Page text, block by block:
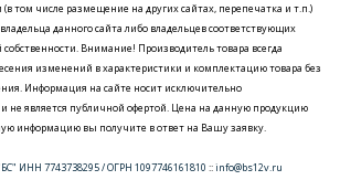
том числе размещение на других сайтах, перепечатка и т.п.)
данного сайта либо владельцев соответствующих
Внимание! Производитель товара всегда
изменений в характеристики и комплектацию товара без
Информация на сайте носит исключительно
не является публичной офертой. Цена на данную продукцию
информацию вы получите в ответ на Вашу заявку.
ИНН 7743738295 / ОГРН 1097746161810 ::info@bs12v.ru